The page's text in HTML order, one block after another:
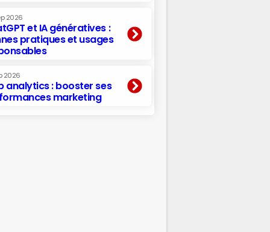
2026
et IA génératives :
pratiques et usages
2026
analytics : booster ses
marketing